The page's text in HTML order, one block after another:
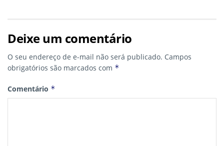
Deixe um comentário
O seu endereço de e-mail não será publicado. Campos
obrigatórios são marcados com *
Comentário *